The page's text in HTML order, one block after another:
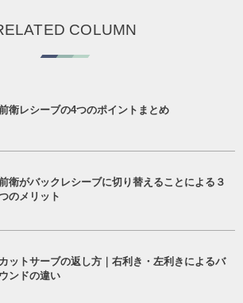
COLUMN
衛レシーブの4つのポイントまとめ
衛がバックレシーブに切り替えることによる３
のメリット
カットサーブの返し方｜右利き・左利きによるバ
ウンドの違い